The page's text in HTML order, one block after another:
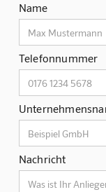
Name
Telefonnummer
Nachricht